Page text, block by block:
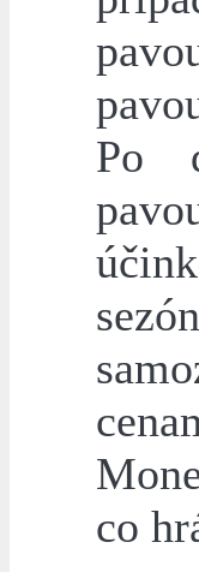
Po
co